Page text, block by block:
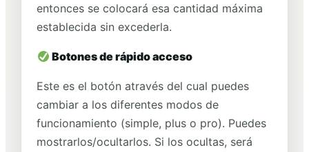
entonces se colocará esa cantidad máxima
establecida sin excederla.
Botones de rápido acceso
Este es el botón através del cual puedes
cambiar a los diferentes modos de
funcionamiento (simple, plus o pro). Puedes
mostrarlos/ocultarlos. Si los ocultas, será